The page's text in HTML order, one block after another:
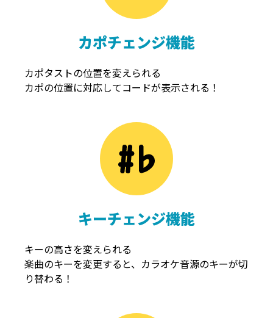
カポチェンジ機能
カポタストの位置を変えられる
カポの位置に対応してコードが表示される！
キーチェンジ機能
キーの高さを変えられる
楽曲のキーを変更すると、カラオケ音源のキーが切
り替わる！